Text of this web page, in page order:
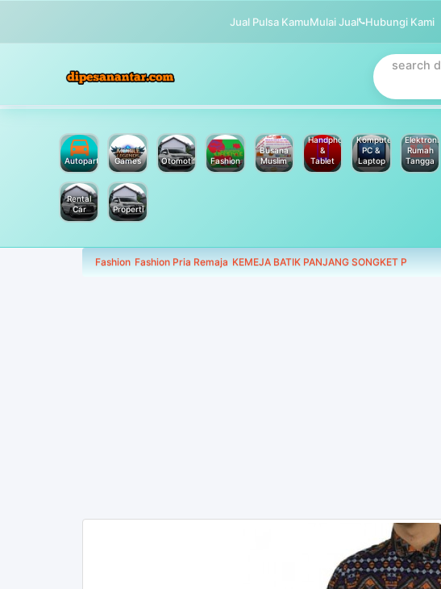
Jual Pulsa KamuMulai Jual Hubungi Kami
Autoparts Games Otomotif Fashion
Busana
Muslim
Handphone
&
Tablet
Komputer
PC &
Laptop
Elektronik
Rumah
Tangga
Rental
Car
Properti
Fashion Fashion Pria Remaja KEMEJA BATIK PANJANG SONGKET P